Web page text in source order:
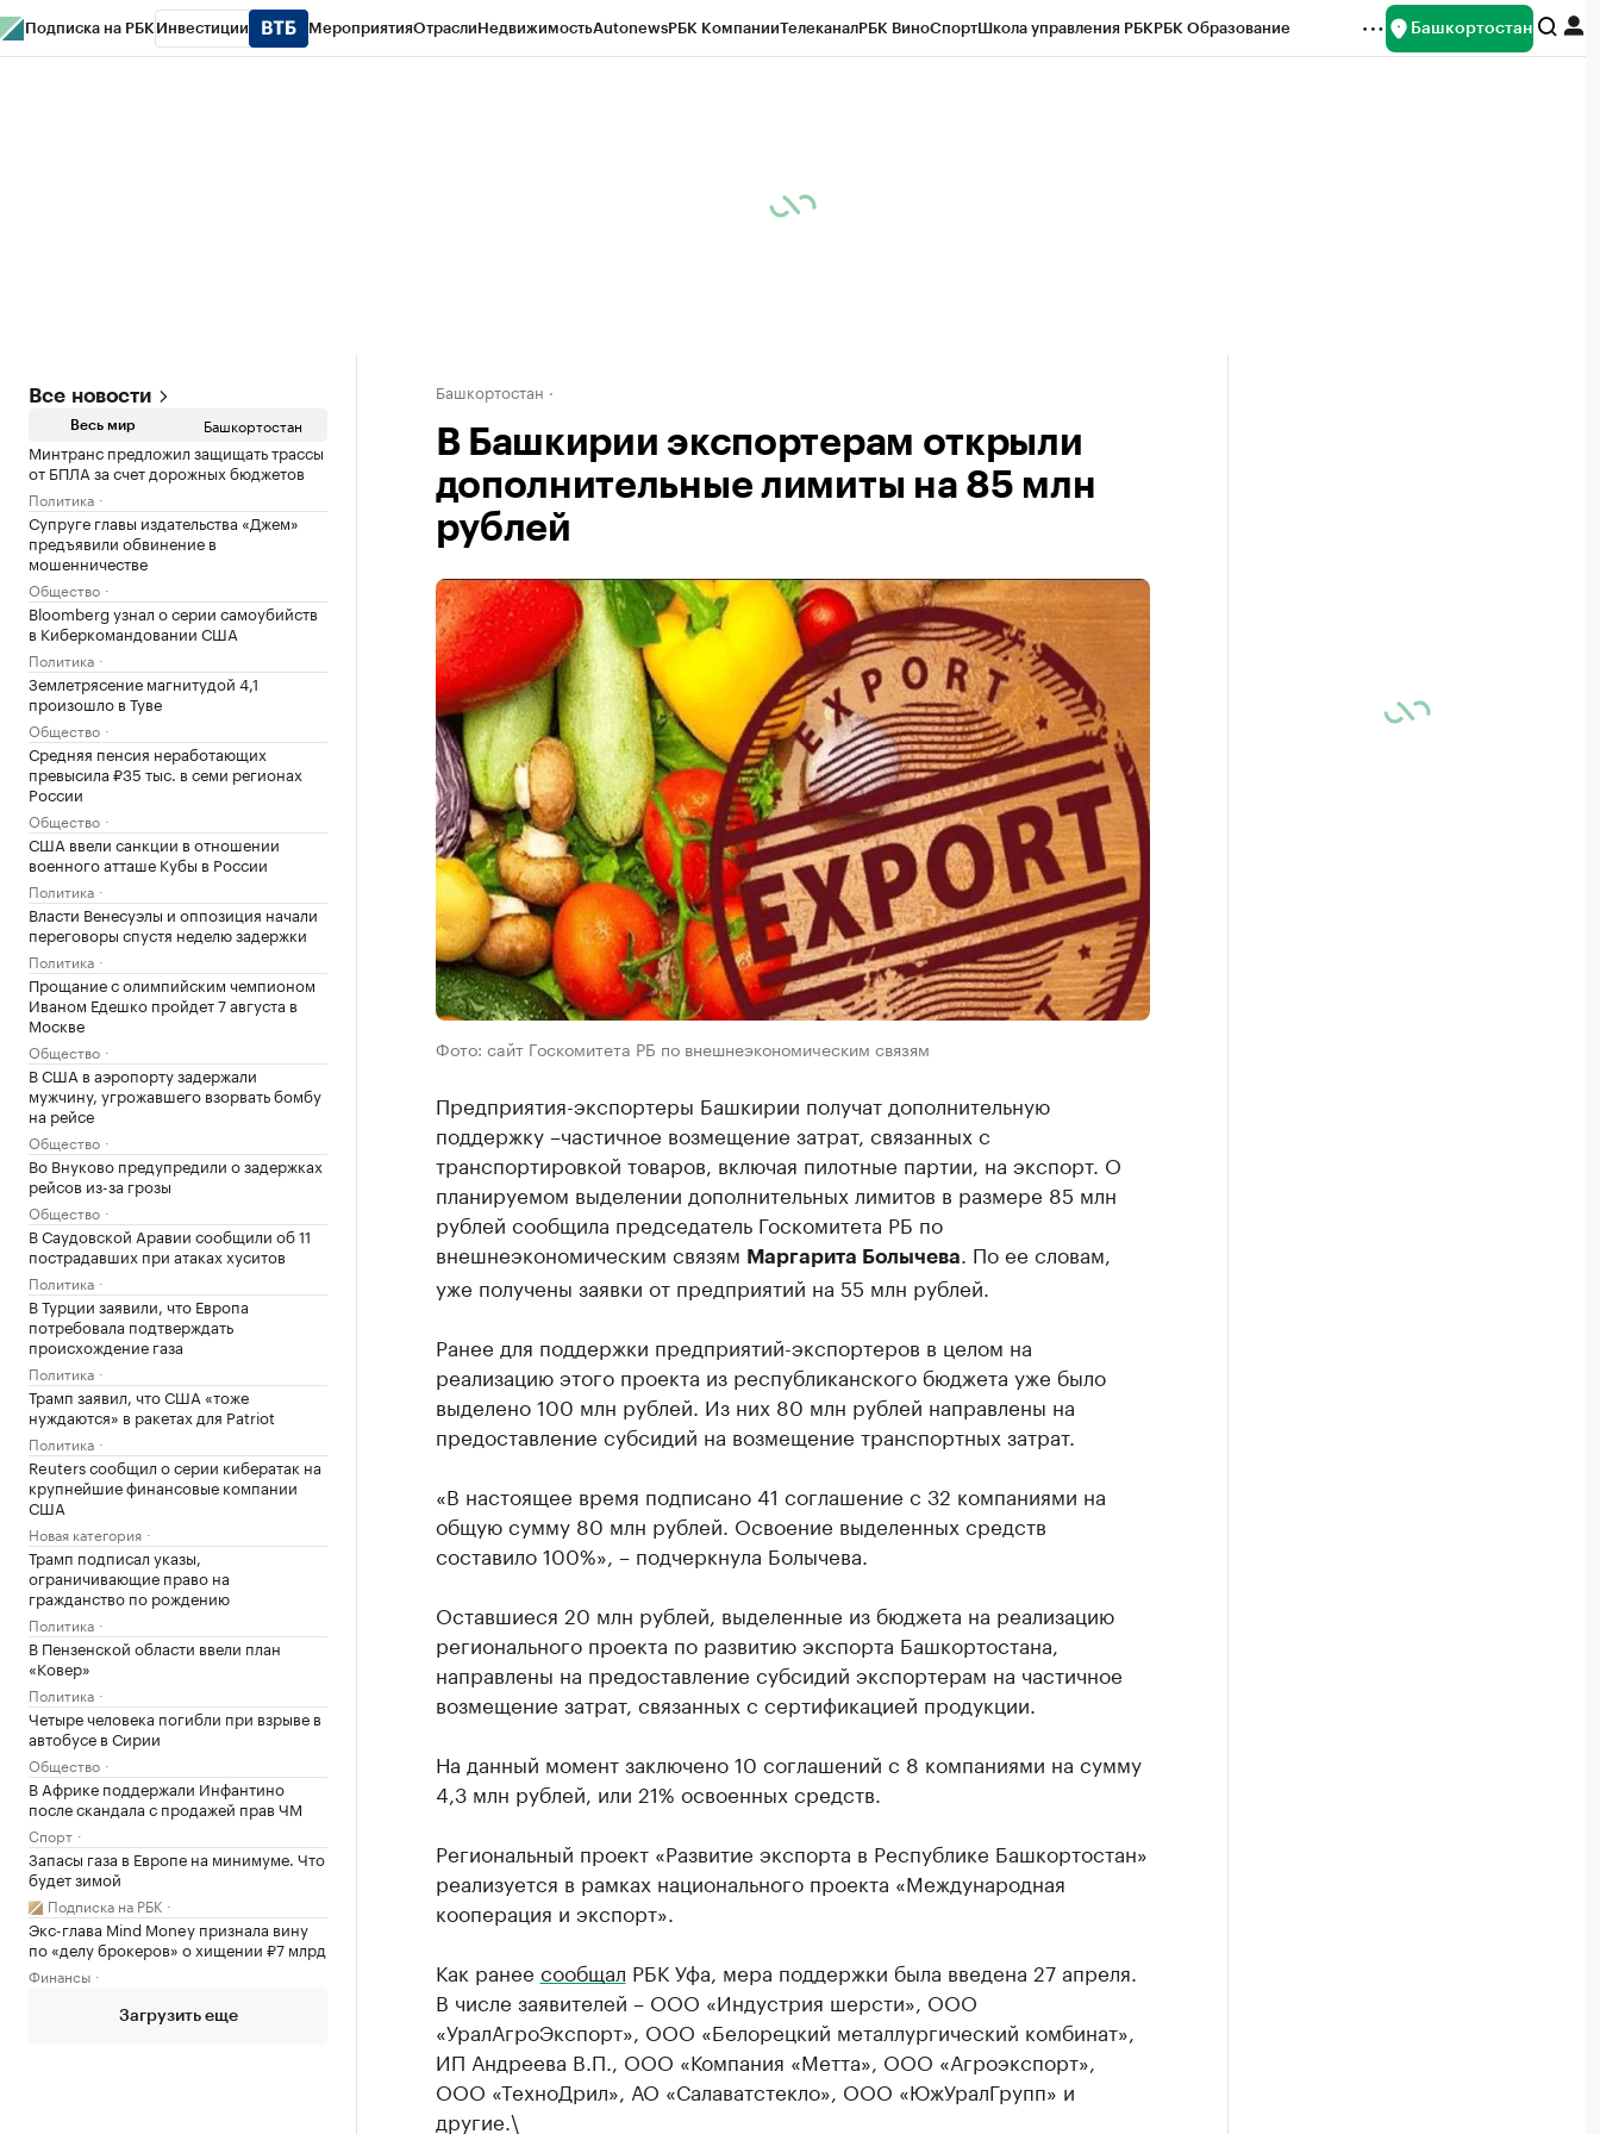
Подписка на РБК Инвестиции МероприятияОтраслиНедвижимостьAutonewsРБК КомпанииТелеканалРБК ВиноСпортШкола управления РБКРБК Образование Башкортостан
Все новости
Весь мир Башкортостан
Минтранс предложил защищать трассы
от БПЛА за счет дорожных бюджетов
Политика
Супруге главы издательства «Джем»
предъявили обвинение в
мошенничестве
Общество
Bloomberg узнал о серии самоубийств
в Киберкомандовании США
Политика
Землетрясение магнитудой 4,1
произошло в Туве
Общество
Средняя пенсия неработающих
превысила ₽35 тыс. в семи регионах
России
Общество
США ввели санкции в отношении
военного атташе Кубы в России
Политика
Власти Венесуэлы и оппозиция начали
переговоры спустя неделю задержки
Политика
Прощание с олимпийским чемпионом
Иваном Едешко пройдет 7 августа в
Москве
Общество
В США в аэропорту задержали
мужчину, угрожавшего взорвать бомбу
на рейсе
Общество
Во Внуково предупредили о задержках
рейсов из-за грозы
Общество
В Саудовской Аравии сообщили об 11
пострадавших при атаках хуситов
Политика
В Турции заявили, что Европа
потребовала подтверждать
происхождение газа
Политика
Трамп заявил, что США «тоже
нуждаются» в ракетах для Patriot
Политика
Reuters сообщил о серии кибератак на
крупнейшие финансовые компании
США
Новая категория
Трамп подписал указы,
ограничивающие право на
гражданство по рождению
Политика
В Пензенской области ввели план
«Ковер»
Политика
Четыре человека погибли при взрыве в
автобусе в Сирии
Общество
В Африке поддержали Инфантино
после скандала с продажей прав ЧМ
Спорт
Запасы газа в Европе на минимуме. Что
будет зимой
Подписка на РБК
Экс-глава Mind Money признала вину
по «делу брокеров» о хищении ₽7 млрд
Финансы
Загрузить еще
Башкортостан
В Башкирии экспортерам открыли
дополнительные лимиты на 85 млн
рублей
Фото: сайт Госкомитета РБ по внешнеэкономическим связям
Предприятия-экспортеры Башкирии получат дополнительную
поддержку –частичное возмещение затрат, связанных с
транспортировкой товаров, включая пилотные партии, на экспорт. О
планируемом выделении дополнительных лимитов в размере 85 млн
рублей сообщила председатель Госкомитета РБ по
внешнеэкономическим связям Маргарита Болычева
. По ее словам,
уже получены заявки от предприятий на 55 млн рублей.
Ранее для поддержки предприятий-экспортеров в целом на
реализацию этого проекта из республиканского бюджета уже было
выделено 100 млн рублей. Из них 80 млн рублей направлены на
предоставление субсидий на возмещение транспортных затрат.
«В настоящее время подписано 41 соглашение с 32 компаниями на
общую сумму 80 млн рублей. Освоение выделенных средств
составило 100%», – подчеркнула Болычева.
Оставшиеся 20 млн рублей, выделенные из бюджета на реализацию
регионального проекта по развитию экспорта Башкортостана,
направлены на предоставление субсидий экспортерам на частичное
возмещение затрат, связанных с сертификацией продукции.
На данный момент заключено 10 соглашений с 8 компаниями на сумму
4,3 млн рублей, или 21% освоенных средств.
Региональный проект «Развитие экспорта в Республике Башкортостан»
реализуется в рамках национального проекта «Международная
кооперация и экспорт».
Как ранее сообщал РБК Уфа, мера поддержки была введена 27 апреля.
В числе заявителей – ООО «Индустрия шерсти», ООО
«УралАгроЭкспорт», ООО «Белорецкий металлургический комбинат»,
ИП Андреева В.П., ООО «Компания «Метта», ООО «Агроэкспорт»,
ООО «ТехноДрил», АО «Салаватстекло», ООО «ЮжУралГрупп» и
другие.\